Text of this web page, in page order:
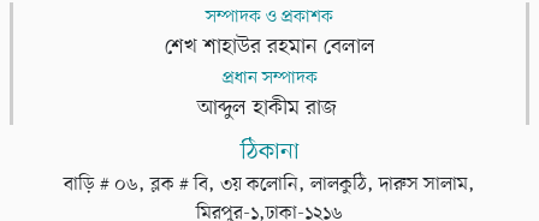
সম্পাদক ও প্রকাশক
শেখ শাহাউর রহমান বেলাল
প্রধান সম্পাদক
আব্দুল হাকীম রাজ
ঠিকানা
বাড়ি # ০৬, ব্লক # বি, ৩য় কলোনি, লালকুঠি, দারুস সালাম,
মিরপুর-১,ঢাকা-১২১৬